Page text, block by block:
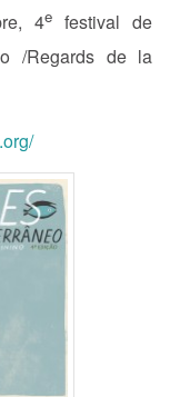
4e festival de
/Regards de la